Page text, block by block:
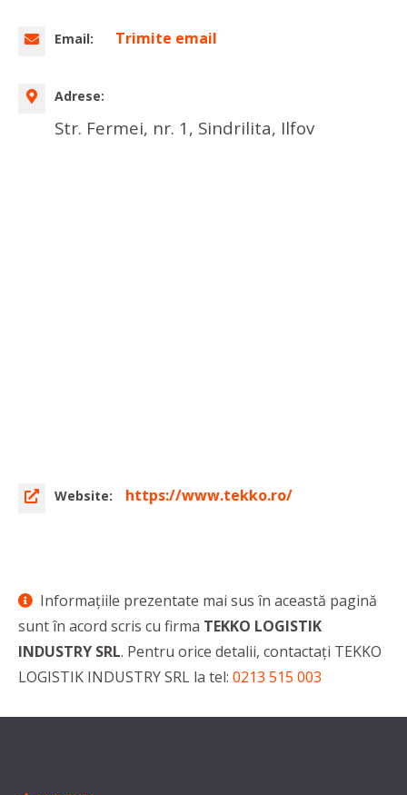
Email: Trimite email
Adrese:
Str. Fermei, nr. 1, Sindrilita, Ilfov
Website: https://www.tekko.ro/
Informaţiile prezentate mai sus în această pagină
sunt în acord scris cu firma TEKKO LOGISTIK
INDUSTRY SRL. Pentru orice detalii, contactaţi TEKKO
LOGISTIK INDUSTRY SRL la tel: 0213 515 003